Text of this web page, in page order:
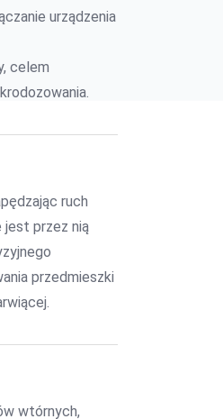
urządzenia
celem
ruch
jest przez nią
przedmieszki
wtórnych,